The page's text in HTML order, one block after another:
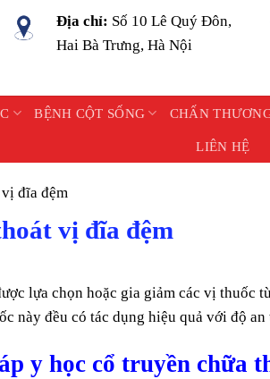
Địa chỉ: Số 10 Lê Quý Đôn,
Hai Bà Trưng, Hà Nội
BỆNH CỘT SỐNG CHẤN
LIÊN HỆ
đĩa đệm
vị đĩa đệm
lựa chọn hoặc gia giảm các vị thuốc
này đều có tác dụng hiệu quả với độ
y học cổ truyền chữa